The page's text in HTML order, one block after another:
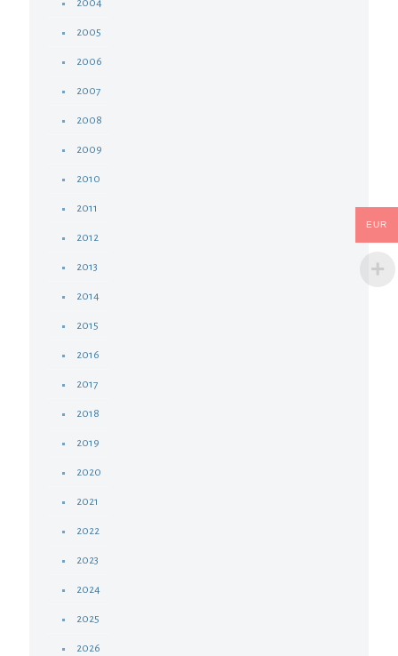
2004
2005
2006
2007
2008
2009
2010
2011
2012
2013
2014
2015
2016
2017
2018
2019
2020
2021
2022
2023
2024
2025
2026
EUR